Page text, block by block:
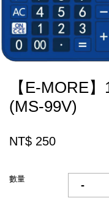
【E-MORE
(MS-99V)
NT$ 250
數量
-